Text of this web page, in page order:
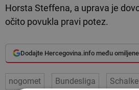
Horsta Steffena, a uprava je
očito povukla pravi potez.
Dodajte Hercegovina.info među
nogomet Bundesliga